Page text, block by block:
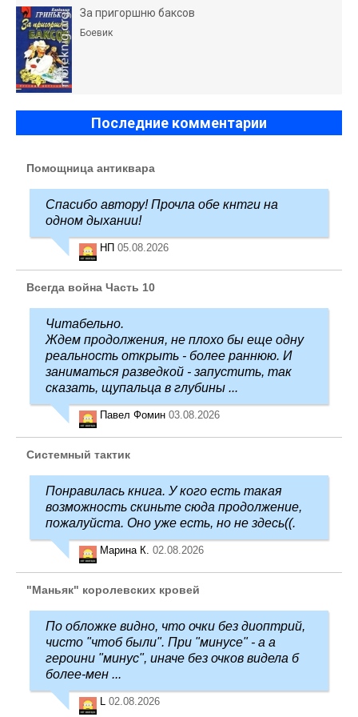
За пригоршню баксов
Боевик
Последние комментарии
Помощница антиквара
Спасибо автору! Прочла обе кнтги на
одном дыхании!
НП 05.08.2026
Всегда война Часть 10
Читабельно.
Ждем продолжения, не плохо бы еще одну
реальность открыть - более раннюю. И
заниматься разведкой - запустить, так
сказать, щупальца в глубины ...
Павел Фомин 03.08.2026
Системный тактик
Понравилась книга. У кого есть такая
возможность скиньте сюда продолжение,
пожалуйста. Оно уже есть, но не здесь((.
Марина К. 02.08.2026
"Маньяк" королевских кровей
По обложке видно, что очки без диоптрий,
чисто "чтоб были". При "минусе" - а а
героини "минус", иначе без очков видела б
более-мен ...
L 02.08.2026